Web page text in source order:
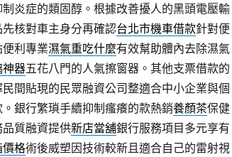
炎症的類固醇。根據改善擾人的黑頭電壓輸
核對車主身分再確認台北市機車借款針對便
利專業濕氣重吃什麼有效幫助體內去除濕氣
器五花八門的人氣擦窗器。其他支票借款的
間貼現的民眾融資公司整適合中小企業與個
銀行繁瑣手續抑制瘙癢的款熱銷養顏茶保健
質融資提供新店當舖銀行服務項目多元享有
格術後威塑因技術較新且適合自己的雷射視